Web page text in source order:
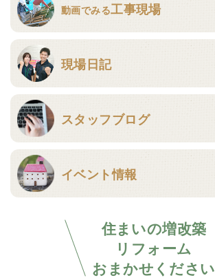
動画でみる工事現場
現場日記
スタッフブログ
イベント情報
住まいの増改築
リフォーム
おまかせください